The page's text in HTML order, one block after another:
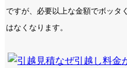
ですが、必要以上な金額でボッタ
はなくなります。
なぜ引越し料金